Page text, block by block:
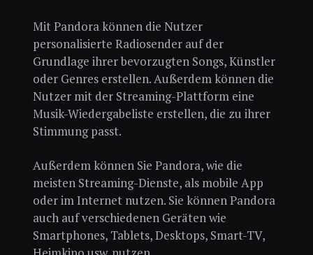
Mit Pandora können die Nutzer
personalisierte Radiosender auf der
Grundlage ihrer bevorzugten Songs, Künstler
oder Genres erstellen. Außerdem können die
Nutzer mit der Streaming-Plattform eine
Musik-Wiedergabeliste erstellen, die zu ihrer
Stimmung passt.
Außerdem können Sie Pandora, wie die
meisten Streaming-Dienste, als mobile App
oder im Internet nutzen. Sie können Pandora
auch auf verschiedenen Geräten wie
Smartphones, Tablets, Desktops, Smart-TV,